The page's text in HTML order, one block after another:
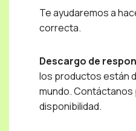
Te ayudaremos a
correcta.
Descargo de
los productos están
mundo. Contáctanos
disponibilidad.